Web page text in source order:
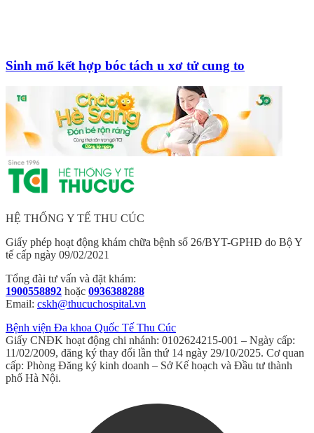
Sinh mổ kết hợp bóc tách u xơ tử cung to
HỆ THỐNG Y TẾ THU CÚC
Giấy phép hoạt động khám chữa bệnh số 26/BYT-GPHĐ do Bộ Y
tế cấp ngày 09/02/2021
Tổng đài tư vấn và đặt khám:
1900558892 hoặc 0936388288
Email: cskh@thucuchospital.vn
Bệnh viện Đa khoa Quốc Tế Thu Cúc
Giấy CNĐK hoạt động chi nhánh: 0102624215-001 – Ngày cấp:
11/02/2009, đăng ký thay đổi lần thứ 14 ngày 29/10/2025. Cơ quan
cấp: Phòng Đăng ký kinh doanh – Sở Kế hoạch và Đầu tư thành
phố Hà Nội.